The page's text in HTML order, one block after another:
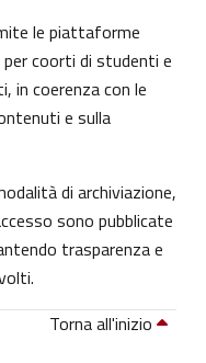
le piattaforme
coorti di studenti e
in coerenza con le
e sulla
di archiviazione,
sono pubblicate
trasparenza e
Torna all'inizio